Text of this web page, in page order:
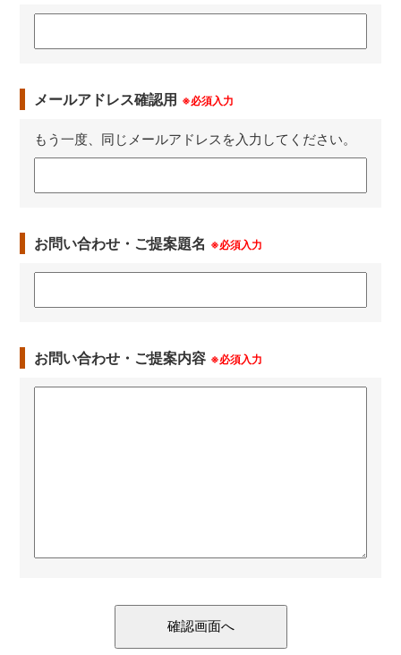
メールアドレス確認用 ※必須入力
もう一度、同じメールアドレスを入力してください。
お問い合わせ・ご提案題名 ※必須入力
お問い合わせ・ご提案内容 ※必須入力